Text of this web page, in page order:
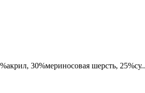
30%мериносовая шерсть, 25%су..